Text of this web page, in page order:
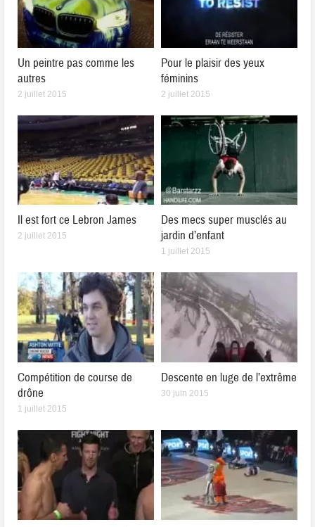
Un peintre pas comme les
autres
2 juillet 2015
Pour le plaisir des yeux
féminins
2 juillet 2015
Il est fort ce Lebron James
2 juillet 2015
Des mecs super musclés au
jardin d’enfant
1 juillet 2015
Compétition de course de
drône
1 juillet 2015
Descente en luge de l’extrême
30 juin 2015